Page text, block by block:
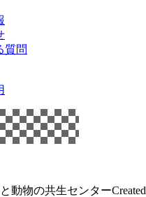
質問
動物の共生センターCreated